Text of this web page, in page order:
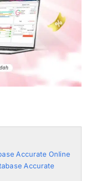
Accurate Online
Accurate